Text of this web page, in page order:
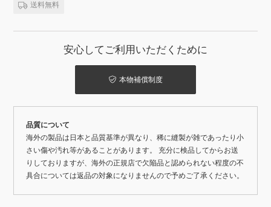
送料無料
安心してご利用いただくために
本物補償制度
品質について
海外の製品は日本と品質基準が異なり、稀に縫製が雑であったり小
さい傷や汚れ等があることがあります。 充分に検品してからお送
りしておりますが、海外の正規店で欠陥品と認められない程度の不
具合については返品の対象になりませんので予めご了承ください。